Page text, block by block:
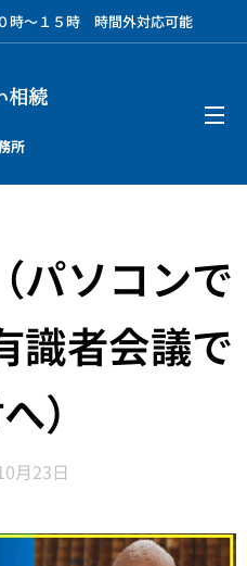
時～１５時 時間外対応可能
相続
所
パソコンで
識者会議で
）
月23日